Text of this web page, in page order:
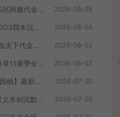
宫斗养成手游【盛世芳華多区跨服代金券本地优化版】最新整理单机一键即玩端+Linux手工服务端+CDK授权后台+安卓+详细搭建教程 2026-08-05
RED三端引擎传奇手游【2003我本沉默】最新整理Win系服务端+安卓苹果PC三端+详细搭建教程 2026-08-04
三网H5策略手游【三国兵临天下代金券内购七合修复版】最新整理单机一键即玩镜像端+Linux手工服务端+管理后台+GM授权后台+简易安卓客户端+详细搭建教程+视频教程 2026-08-02
卡牌回合手游【山海经异兽录11赛季全人物代金券内购版】最新整理WIN系服务端+授权GM后台+管理后台+热更修改工具+安卓+详细搭建教程 2026-08-02
GGE2互通西游【神界天海西柚】最新整理Win系服务端+安卓苹果PC三端+内置GM工具+全套源码+详细搭建教程+视频教程 2026-07-30
RED三端引擎传奇手游【聚义木剑沉默高仿嘟嘟沉默】最新整理Win系服务端+安卓苹果PC三端+详细搭建教程 2026-07-29